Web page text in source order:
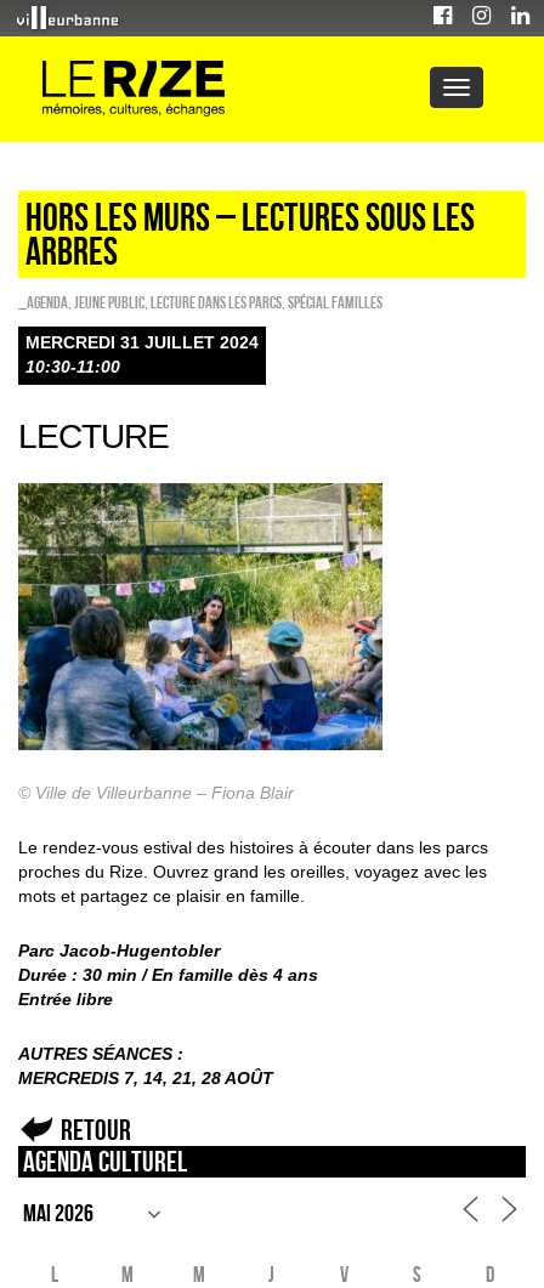
HORS LES MURS – LECTURES SOUS LES
ARBRES
_Agenda Jeune public Lecture dans les parcs Spécial familles
MERCREDI 31 JUILLET 2024
10:30-11:00
LECTURE
© Ville de Villeurbanne – Fiona Blair
Le rendez-vous estival des histoires à écouter dans les parcs
proches du Rize. Ouvrez grand les oreilles, voyagez avec les
mots et partagez ce plaisir en famille.
Parc Jacob-Hugentobler
Durée : 30 min / En famille dès 4 ans
Entrée libre
AUTRES SÉANCES :
MERCREDIS 7, 14, 21, 28 AOÛT
Retour
Agenda culturel
L M M J V S D